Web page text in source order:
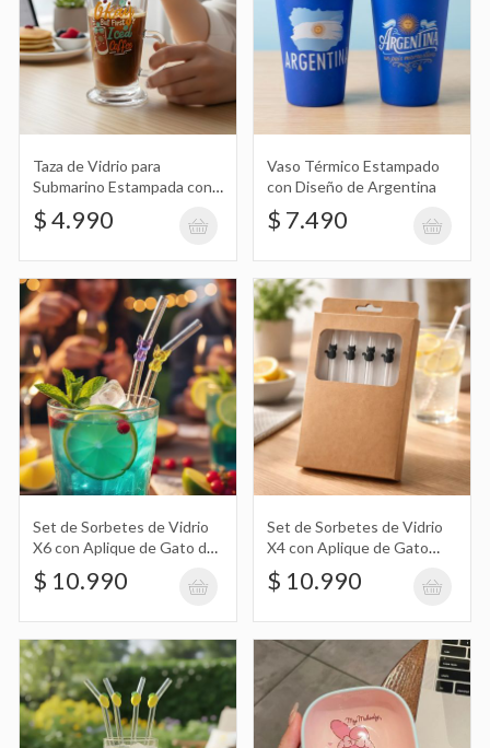
Set de Sorbetes de Vidrio X6 con
Aplique de Gato de Color y Limpia
Sorbete
$ 10.990
Set de Sorbetes de Vidrio X4 con
Aplique de Gato Negro y Limpia
Sorbete
$ 10.990
Set de Sorbetes de Vidrio X4 con
Aplique de Limón y Limpia Sorbete
$ 10.990
Mini Plato, Cuenco de Cerámica con
Diseño de My Melody
$ 12.190
Vaso Térmico Estampado con Diseño
Kawaii, Perro, Bread, Oveja 300Ml
$ 18.990
Taza de Vidrio para
Submarino Estampada con
Frase 280Ml
$ 4.990
Vaso Térmico Estampado
con Diseño de Argentina
$ 7.490
Set de Sorbetes de Vidrio
X6 con Aplique de Gato de
Color y Limpia Sorbete
$ 10.990
Set de Sorbetes de Vidrio
X4 con Aplique de Gato
Negro y Limpia Sorbete
$ 10.990